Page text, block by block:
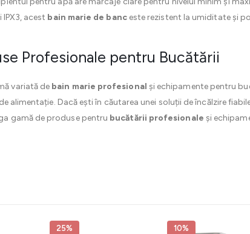
acest bain marie de banceste rezistent la umiditate și
Profesionale pentru Bucătării
variată de bain marie profesional și echipamente pentru
alimentație. Dacă ești în căutarea unei soluții de încălzire
gamă de produse pentru bucătării profesionale și
25% 10%